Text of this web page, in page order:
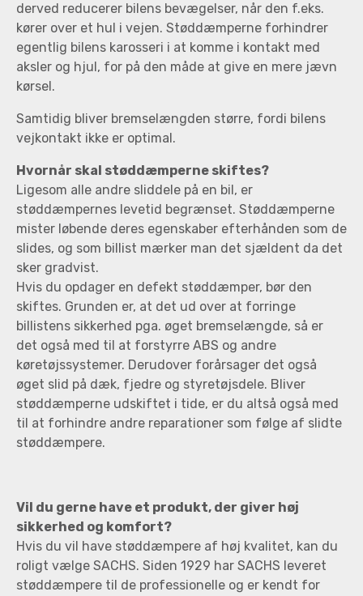
derved reducerer bilens bevægelser, når den f.eks.
kører over et hul i vejen. Støddæmperne forhindrer
egentlig bilens karosseri i at komme i kontakt med
aksler og hjul, for på den måde at give en mere jævn
kørsel.
Samtidig bliver bremselængden større, fordi bilens
vejkontakt ikke er optimal.
Hvornår skal støddæmperne skiftes?
Ligesom alle andre sliddele på en bil, er
støddæmpernes levetid begrænset. Støddæmperne
mister løbende deres egenskaber efterhånden som de
slides, og som billist mærker man det sjældent da det
sker gradvist.
Hvis du opdager en defekt støddæmper, bør den
skiftes. Grunden er, at det ud over at forringe
billistens sikkerhed pga. øget bremselængde, så er
det også med til at forstyrre ABS og andre
køretøjssystemer. Derudover forårsager det også
øget slid på dæk, fjedre og styretøjsdele. Bliver
støddæmperne udskiftet i tide, er du altså også med
til at forhindre andre reparationer som følge af slidte
støddæmpere.
Vil du gerne have et produkt, der giver høj
sikkerhed og komfort?
Hvis du vil have støddæmpere af høj kvalitet, kan du
roligt vælge SACHS. Siden 1929 har SACHS leveret
støddæmpere til de professionelle og er kendt for